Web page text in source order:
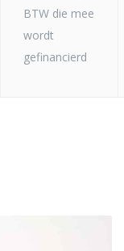
BTW die mee
wordt
gefinancierd